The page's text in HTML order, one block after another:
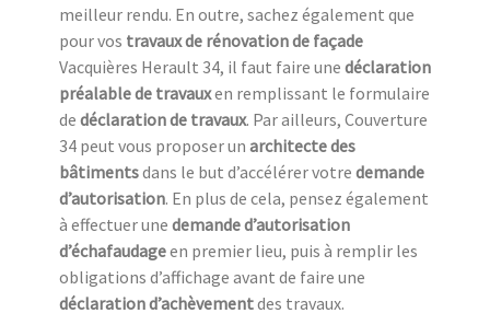
meilleur rendu. En outre, sachez également que
pour vos travaux de rénovation de façade
Vacquières Herault 34, il faut faire une déclaration
préalable de travauxen remplissant le formulaire
de déclaration de travaux. Par ailleurs, Couverture
34 peut vous proposer un architecte des
bâtimentsdans le but d’accélérer votre demande
d’autorisation. En plus de cela, pensez également
à effectuer une demande d’autorisation
d’échafaudageen premier lieu, puis à remplir les
obligations d’affichage avant de faire une
déclaration d’achèvementdes travaux.